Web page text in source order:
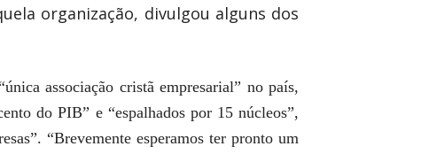
organização, divulgou alguns dos
associação cristã empresarial” no país,
do PIB” e “espalhados por 15 núcleos”,
“Brevemente esperamos ter pronto um